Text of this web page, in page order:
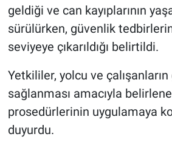
geldiği ve can kayıplarının
sürülürken, güvenlik
seviyeye çıkarıldığı belirtildi.
Yetkililer, yolcu ve
sağlanması amacıyla
prosedürlerinin uygulamaya
duyurdu.